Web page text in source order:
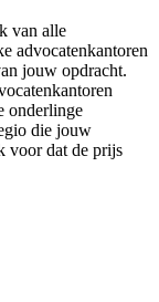
van alle
advocatenkantoren
jouw opdracht.
onderlinge
die jouw
voor dat de prijs